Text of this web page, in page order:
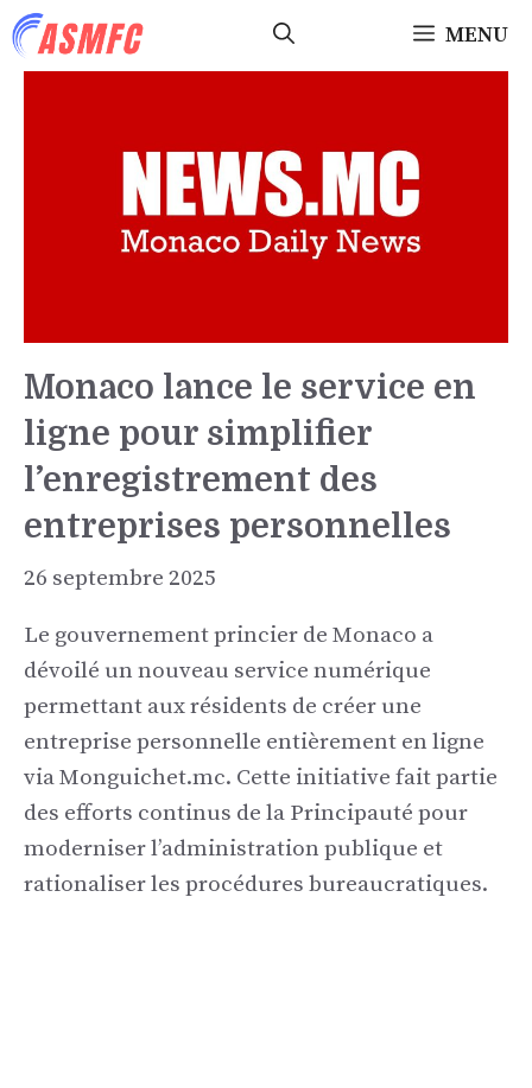
Aller
au
MENU
Monaco lance le service en
ligne pour simplifier
l’enregistrement des
entreprises personnelles
26 septembre 2025
Le gouvernement princier de Monaco a
dévoilé un nouveau service numérique
permettant aux résidents de créer une
entreprise personnelle entièrement en ligne
via Monguichet.mc. Cette initiative fait partie
des efforts continus de la Principauté pour
moderniser l’administration publique et
rationaliser les procédures bureaucratiques.